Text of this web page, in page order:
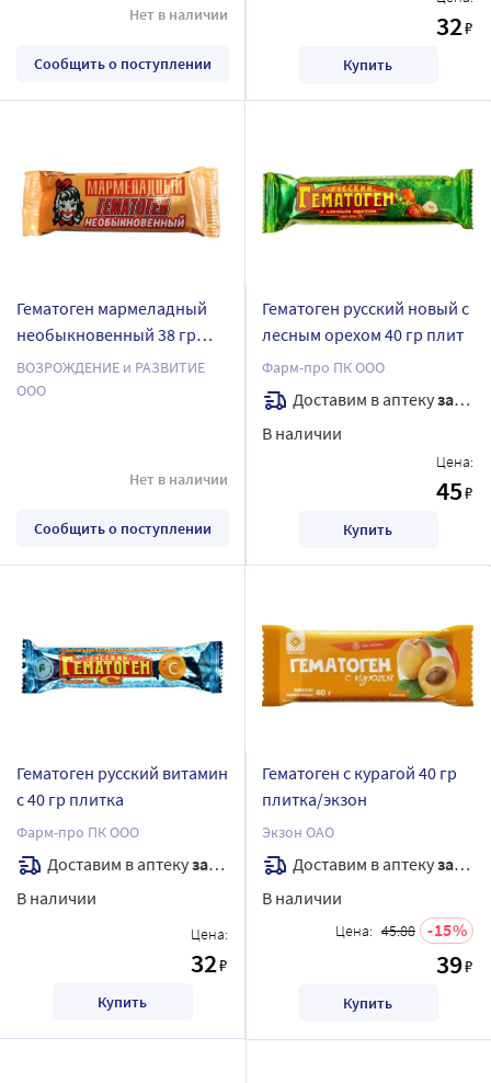
Нет в наличии
Сообщить о поступлении
32₽
Купить
Гематоген мармеладный
необыкновенный 38 гр
плитка
ВОЗРОЖДЕНИЕ и РАЗВИТИЕ
ООО
Нет в наличии
Сообщить о поступлении
Гематоген русский новый с
лесным орехом 40 гр плит
Фарм-про ПК ООО
Доставим в аптекузавтра
В наличии
Цена:
45₽
Купить
Гематоген русский витамин
с 40 гр плитка
Фарм-про ПК ООО
Доставим в аптекузавтра
В наличии
Цена:
32₽
Купить
Гематоген с курагой 40 гр
плитка/экзон
Экзон ОАО
Доставим в аптекузавтра
В наличии
Цена: 45.88 15
39₽
Купить